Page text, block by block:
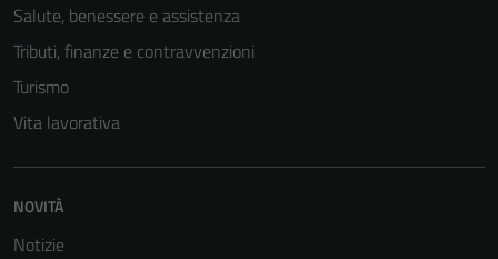
Salute, benessere e assistenza
Tributi, finanze e contravvenzioni
Turismo
Vita lavorativa
NOVITÀ
Notizie